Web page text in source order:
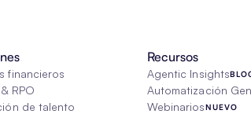
financieros
RPO
de talento
Recursos
Agentic Insights
Automatización
WebinariosNUEVO